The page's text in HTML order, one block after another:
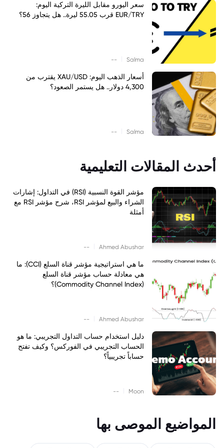
سعر اليورو مقابل الليرة التركية اليوم:
EUR/TRY قرب 55.05 ليرة.. هل يتجاوز 56؟
Salma
--
أسعار الذهب اليوم: XAU/USD يقترب من
4,300 دولار.. هل يستمر الصعود؟
Salma
--
أحدث المقالات التعليمية
مؤشر القوة النسبية (RSI) في التداول: إشارات
الشراء والبيع لمؤشر RSI، شرح مؤشر RSI مع
أمثلة
Ahmed Abushar
--
ما هي استراتيجية مؤشر قناة السلع (CCI): ما
هي معادلة حساب مؤشر قناة السلع
(Commodity Channel Index)؟
Ahmed Abushar
--
دليل استخدام حساب التداول التجريبي: ما هو
الحساب التجريبي في الفوركس؟ وكيف تفتح
حساباً تجريبياً؟
Moon
--
المواضيع الموصى بها